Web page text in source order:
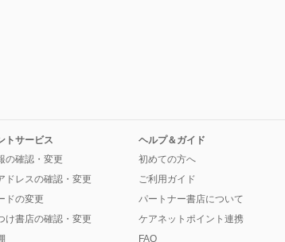
トサービス
の確認・変更
ドレスの確認・変更
ドの変更
け書店の確認・変更
ヘルプ＆ガイド
初めての方へ
ご利用ガイド
パートナー書店について
ケアネットポイント連携
FAQ